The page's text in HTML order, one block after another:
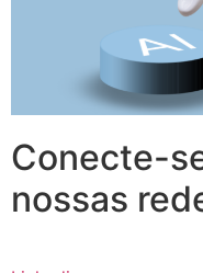
Conecte-
nossas